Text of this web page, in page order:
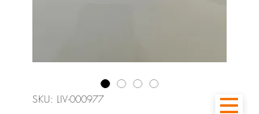
SKU: LIV-000977